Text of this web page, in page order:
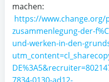
machen:
https://www.change.org/
zusammenlegung-der-
und-werken-in-den-